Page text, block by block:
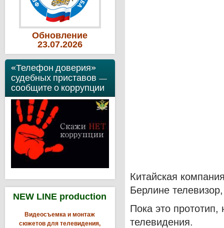
Обновление
23.07.2026
«Телефон доверия»
судебных приставов —
сообщите о коррупции
NEW LINE production
Видеосъемка и монтаж
сюжетов для телевидения,
Китайская
Берлине
Пока это
телевидения.